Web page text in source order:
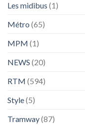
Les midibus (1)
Métro (65)
MPM (1)
NEWS (20)
RTM (594)
Style(5)
Tramway(87)